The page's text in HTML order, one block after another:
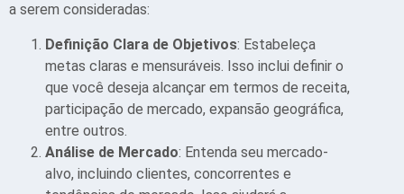
a serem consideradas:
Definição Clara de Objetivos: Estabeleça
metas claras e mensuráveis. Isso inclui definir o
que você deseja alcançar em termos de receita,
participação de mercado, expansão geográfica,
entre outros.
Análise de Mercado: Entenda seu mercado-
alvo, incluindo clientes, concorrentes e